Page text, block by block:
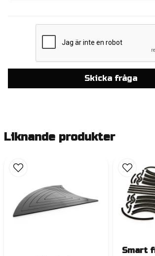
Skicka fråga
Liknande produkter
Smart